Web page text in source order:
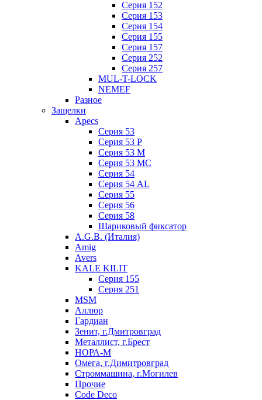
Серия 152
Серия 153
Серия 154
Серия 155
Серия 157
Серия 252
Серия 257
MUL-T-LOCK
NEMEF
Разное
Защелки
Apecs
Серия 53
Серия 53 P
Серия 53 М
Серия 53 МC
Серия 54
Серия 54 AL
Серия 55
Серия 56
Серия 58
Шариковый фиксатор
A.G.B. (Италия)
Amig
Avers
KALE KILIT
Серия 155
Серия 251
MSM
Аллюр
Гардиан
Зенит, г.Дмитровград
Металлист, г.Брест
НОРА-М
Омега, г.Димитровград
Строммашина, г.Могилев
Прочие
Code Deco